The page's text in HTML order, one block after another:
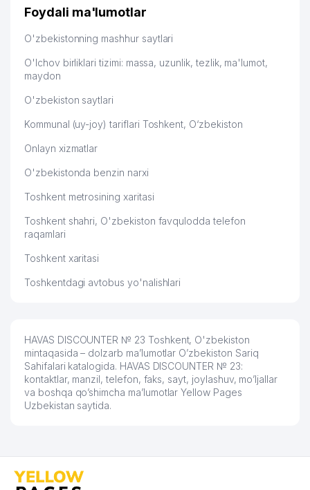
дальше развиваюсь потихоньку😊
Hamida 03.08.2026 12:45:39
Foydali ma'lumotlar
O'zbekistonning mashhur saytlari
O'lchov birliklari tizimi: massa, uzunlik, tezlik, ma'lumot,
maydon
O'zbekiston saytlari
Kommunal (uy-joy) tariflari Toshkent, O‘zbekiston
Onlayn xizmatlar
O'zbekistonda benzin narxi
Toshkent metrosining xaritasi
Toshkent shahri, O'zbekiston favqulodda telefon
raqamlari
Toshkent xaritasi
Toshkentdagi avtobus yo'nalishlari
HAVAS DISCOUNTER № 23 Toshkent, O'zbekiston
mintaqasida – dolzarb ma’lumotlar O’zbekiston Sariq
Sahifalari katalogida. HAVAS DISCOUNTER № 23:
kontaktlar, manzil, telefon, faks, sayt, joylashuv, mo’ljallar
va boshqa qo’shimcha ma’lumotlar Yellow Pages
Uzbekistan saytida.